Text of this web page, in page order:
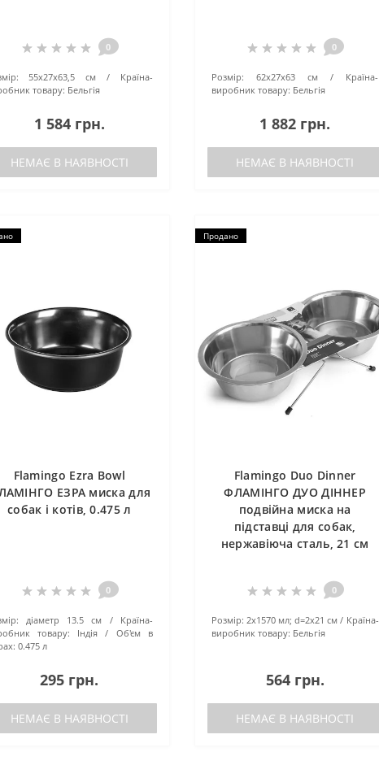
0
55х27х63,5 см
Країна-
товару: Бельгія
1 584 грн.
НЕМАЄ В НАЯВНОСТІ
0
Розмір: 62х27х63 см
Країна-
виробник товару: Бельгія
1 882 грн.
НЕМАЄ В НАЯВНОСТІ
Flamingo Ezra Bowl
ЕЗРА миска для
собак і котів, 0.475 л
0
діаметр 13.5 см
Країна-
товару:
Індія
Об'єм в
0.475 л
295 грн.
НЕМАЄ В НАЯВНОСТІ
Продано
Flamingo Duo Dinner
ФЛАМІНГО ДУО ДІННЕР
подвійна миска на
підставці для собак,
нержавіюча сталь, 21 см
0
Розмір: 2х1570 мл; d=2х21 см
Країна-
виробник товару: Бельгія
564 грн.
НЕМАЄ В НАЯВНОСТІ